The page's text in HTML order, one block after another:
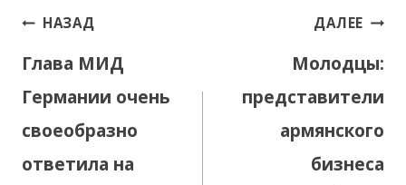
Навигация
записям
НАЗАД
Глава МИД
Германии очень
своеобразно
ответила на
ДАЛЕЕ
Молодцы:
представители
армянского
бизнеса